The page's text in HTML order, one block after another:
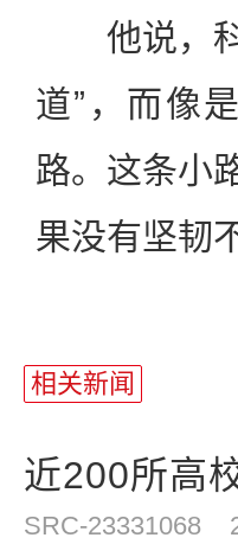
他说，科
道”，而像
路。这条小
果没有坚韧
相关新闻
近200所高
SRC-23331068